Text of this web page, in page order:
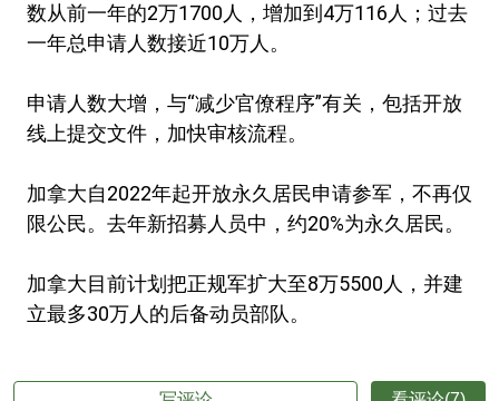
数从前一年的2万1700人，增加到4万116人；过去
一年总申请人数接近10万人。
申请人数大增，与“减少官僚程序”有关，包括开放
线上提交文件，加快审核流程。
加拿大自2022年起开放永久居民申请参军，不再仅
限公民。去年新招募人员中，约20%为永久居民。
加拿大目前计划把正规军扩大至8万5500人，并建
立最多30万人的后备动员部队。